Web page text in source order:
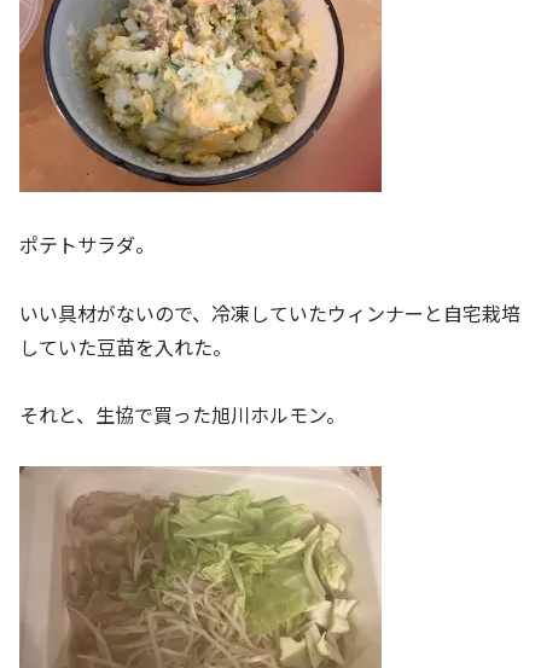
ポテトサラダ。
いい具材がないので、冷凍していたウィンナーと自宅栽培
していた豆苗を入れた。
それと、生協で買った旭川ホルモン。